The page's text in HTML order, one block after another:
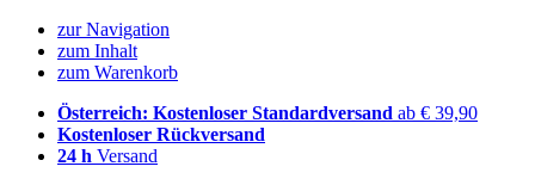
zur Navigation
zum Inhalt
zum Warenkorb
Österreich: Kostenloser Standardversand ab € 39,90
Kostenloser Rückversand
24 h Versand